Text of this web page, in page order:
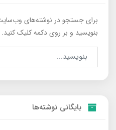
برای جستجو در نوشته‌های
بنویسید و بر روی دکمه کلیک کنید.
بایگانی نوشته‌ها